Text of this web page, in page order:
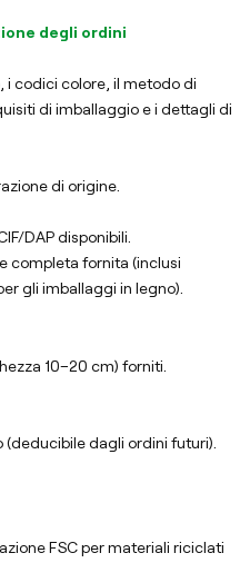
degli ordini
i codici colore, il metodo di
di imballaggio e i dettagli di
di origine.
DAP disponibili.
completa fornita (inclusi
gli imballaggi in legno).
10–20 cm) forniti.
dagli ordini futuri).
FSC per materiali riciclati